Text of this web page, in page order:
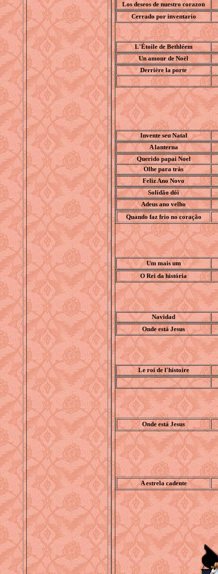
Los deseos de nuestro corazon
Cerrado por inventario
L'Étoile de Bethléem
Un amour de Noël
Derrière la porte
Invente seu Natal
A lanterna
Querido papai Noel
Olhe para trás
Feliz Ano Novo
Solidão dói
Adeus ano velho
Quando faz frio no coração
Um mais um
O Rei da história
Navidad
Onde está Jesus
Le roi de l'histoire
Onde está Jesus
A estrela cadente